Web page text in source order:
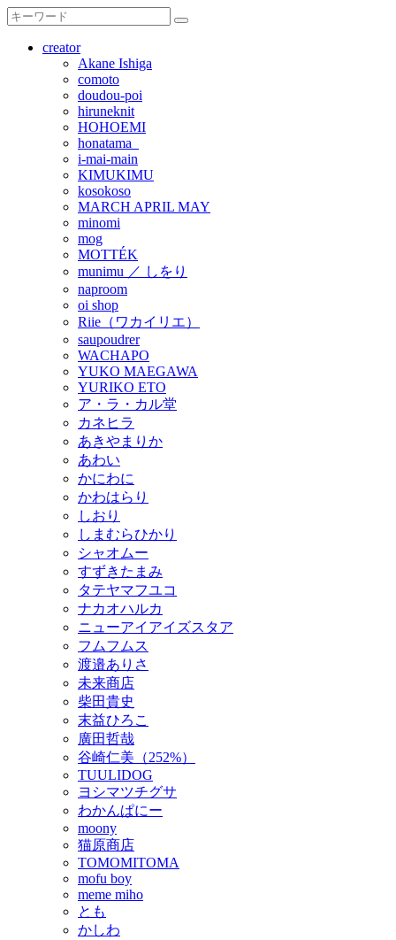
creator
Akane Ishiga
comoto
doudou-poi
hiruneknit
HOHOEMI
honatama_
i-mai-main
KIMUKIMU
kosokoso
MARCH APRIL MAY
minomi
mog
MOTTÉK
munimu ／ しをり
naproom
oi shop
Riie（ワカイリエ）
saupoudrer
WACHAPO
YUKO MAEGAWA
YURIKO ETO
ア・ラ・カル堂
カネヒラ
あきやまりか
あわい
かにわに
かわはらり
しおり
しまむらひかり
シャオムー
すずきたまみ
タテヤマフユコ
ナカオハルカ
ニューアイアイズスタア
フムフムス
渡邉ありさ
未来商店
柴田貴史
末益ひろこ
廣田哲哉
谷崎仁美（252%）
TUULIDOG
ヨシマツチグサ
わかんぱにー
moony
猫原商店
TOMOMITOMA
mofu boy
meme miho
とも
かしわ